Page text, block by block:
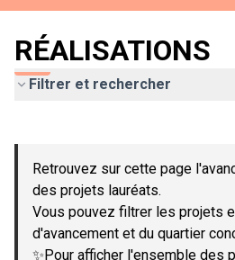
RÉALISATIONS
Filtrer et rechercher
−
Retrouvez sur cette page
des projets lauréats.
Vous pouvez filtrer les projets
d'avancement et du quartier
✨Pour afficher l'ensemble des